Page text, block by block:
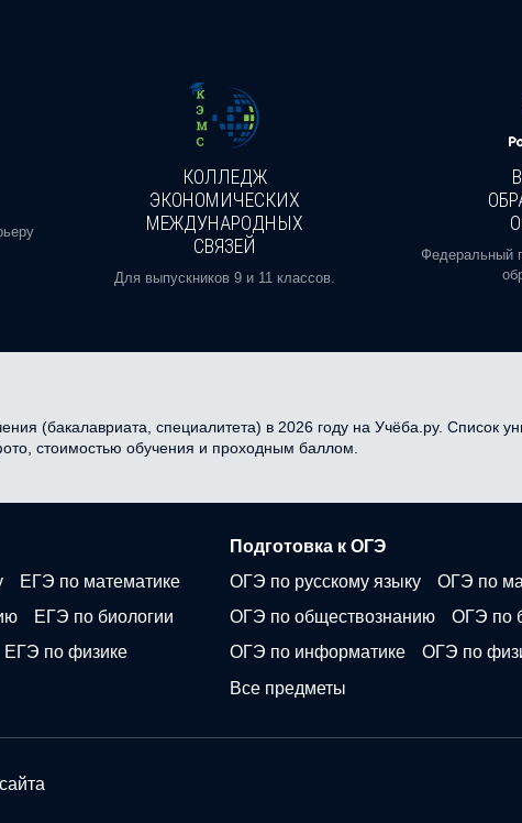
КОЛЛЕДЖ
ЭКОНОМИЧЕСКИХ
МЕЖДУНАРОДНЫХ
СВЯЗЕЙ
Для выпускников 9 и 11 классов.
Федеральный
(бакалавриата, специалитета) в 2026 году на Учёба.ру. Список
стоимостью обучения и проходным баллом.
ЕГЭ по математике
ЕГЭ по биологии
ЕГЭ по физике
Подготовка к ОГЭ
ОГЭ по русскому языку
ОГЭ по
ОГЭ по обществознанию
ОГЭ по
ОГЭ по информатике
ОГЭ по
Все предметы